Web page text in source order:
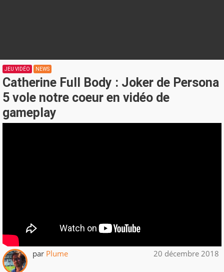
JEU VIDÉO NEWS
Catherine Full Body : Joker de Persona
5 vole notre coeur en vidéo de
gameplay
par Plume 20 décembre 2018